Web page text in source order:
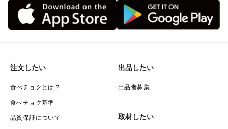
◇梅シロップ、梅酒
出来上がった瓶を開けた瞬間の、爽やかさと繊細な甘い
極上の梅シロップ・梅酒に仕上がります。
す。
注文したい
食べチョクとは？
食べチョク基準
品質保証について
出品したい
出品者募集
取材したい